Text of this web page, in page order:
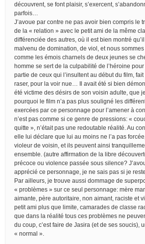
découvrent, se font plaisir, s’exercent,
parfois…
J’avoue par contre ne pas avoir bien compris le
de la « relation » avec le petit ami de la même
différenciée des autres, où il est bien montré
malvenu de domination, de viol, et nous
comme les émois charnels de deux jeunes se
homme se sert de la culpabilité de l’héroine
partie de ceux qui l’insultent au début du film,
raser, pour la voir nue… Il avait été si bien
été victime des désirs de son voisin adulte, que
pourquoi le film n’a pas plus souligné les
exercées par ce personnage pour l’amener à
n’est pas comme si ce genre de pressions: «
quitte », n’était pas une redoutable réalité. Au
elle lui déclare que lui au moins ne l’a pas
violeur de voisin, et ils peuvent ainsi
ensemble. (autre affirmation de la libre
précoce ou violence passée sous silence?
apprécié ce personnage, je ne sais pas si je
Par ailleurs, je trouve aussi dommage de
« problèmes » sur ce seul personnage: mère
aimante, père autoritaire, non aimant, raciste et
petit ami plus que limite, camarades de classe
que dans la réalité tous ces problèmes ne
du coup, c’est faire de Jasira (et de ses soucis),
« normal ».